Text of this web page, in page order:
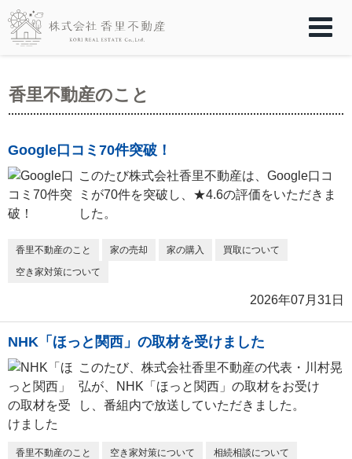
香里不動産のこと
Google口コミ70件突破！
このたび株式会社香里不動産は、Google口コ
ミが70件を突破し、★4.6の評価をいただきま
した。
香里不動産のこと 家の売却 家の購入
買取について
空き家対策について
2026年07月31日
NHK「ほっと関西」の取材を受けました
このたび、株式会社香里不動産の代表・川村晃
弘が、NHK「ほっと関西」の取材をお受け
し、番組内で放送していただきました。
香里不動産のこと 空き家対策について 相続相談について